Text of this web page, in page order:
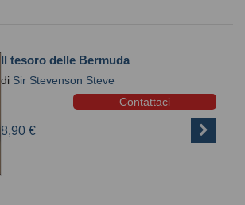
Il tesoro delle Bermuda
di Sir Stevenson Steve
Contattaci
8,90 €